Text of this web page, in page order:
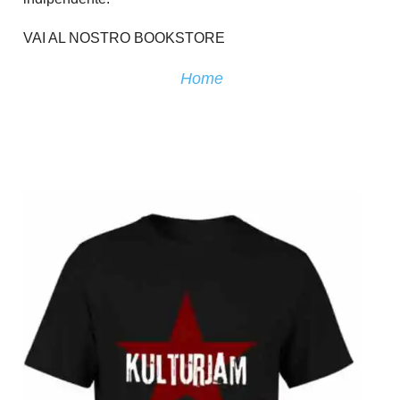
VAI AL NOSTRO BOOKSTORE
Home